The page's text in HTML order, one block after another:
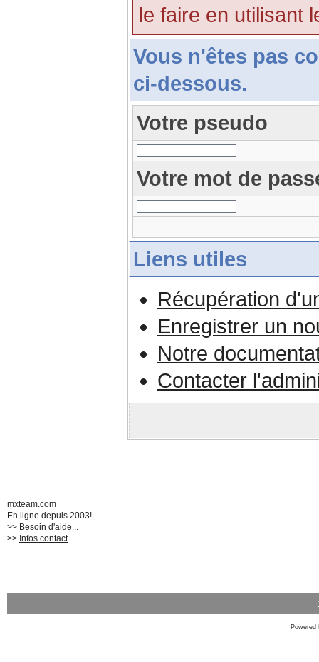
le faire en utilisant
Vous n'êtes pas
ci-dessous.
Votre pseudo
Votre mot de
Liens utiles
Récupération
Enregistrer un
Notre
Contacter
mxteam.com
En ligne depuis 2003!
>> Besoin d'aide...
>> Infos contact